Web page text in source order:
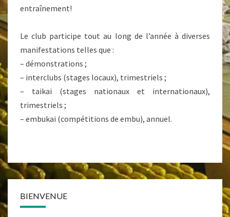
entraînement!
Le club participe tout au long de l’année à diverses
manifestations telles que :
– démonstrations ;
– interclubs (stages locaux), trimestriels ;
– taikai (stages nationaux et internationaux),
trimestriels ;
– embukai (compétitions de embu), annuel.
BIENVENUE